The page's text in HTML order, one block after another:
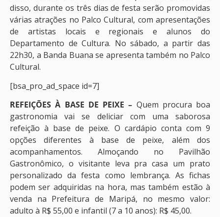
disso, durante os três dias de festa serão promovidas
várias atrações no Palco Cultural, com apresentações
de artistas locais e regionais e alunos do
Departamento de Cultura. No sábado, a partir das
22h30, a Banda Buana se apresenta também no Palco
Cultural.
[bsa_pro_ad_space id=7]
REFEIÇÕES À BASE DE PEIXE – Quem procura boa
gastronomia vai se deliciar com uma saborosa
refeição à base de peixe. O cardápio conta com 9
opções diferentes à base de peixe, além dos
acompanhamentos. Almoçando no Pavilhão
Gastronômico, o visitante leva pra casa um prato
personalizado da festa como lembrança. As fichas
podem ser adquiridas na hora, mas também estão à
venda na Prefeitura de Maripá, no mesmo valor:
adulto à R$ 55,00 e infantil (7 a 10 anos): R$ 45,00.